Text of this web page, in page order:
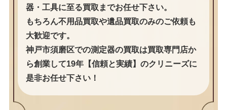
器・工具に至る買取までお任せ下さい。
もちろん不用品買取や遺品買取のみのご依頼も
大歓迎です。
神戸市須磨区での測定器の買取は買取専門店か
ら創業して19年【信頼と実績】のクリニーズに
是非お任せ下さい！